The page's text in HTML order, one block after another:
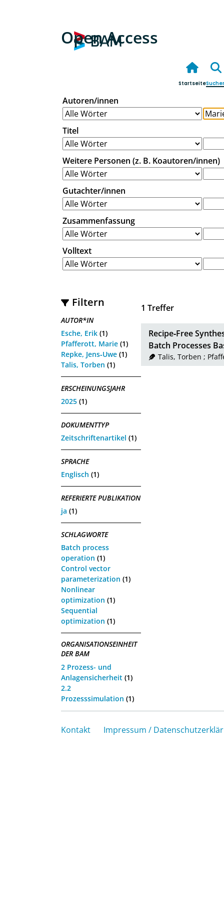
Open Access
Startseite
Autoren/innen
Titel
Weitere Personen (z. B. Koautoren/innen)
Gutachter/innen
Zusammenfassung
Volltext
Filtern
AUTOR*IN
Esche, Erik (1)
Pfafferott, Marie (1)
Repke, Jens‐Uwe (1)
Talis, Torben (1)
ERSCHEINUNGSJAHR
2025 (1)
DOKUMENTTYP
Zeitschriftenartikel (1)
SPRACHE
Englisch (1)
REFERIERTE PUBLIKATION
ja (1)
SCHLAGWORTE
Batch process
operation (1)
Control vector
parameterization (1)
Nonlinear
optimization (1)
Sequential
optimization (1)
ORGANISATIONSEINHEIT
DER BAM
2 Prozess- und
Anlagensicherheit (1)
2.2
Prozesssimulation (1)
1 Treffer
Recipe‐Free
Batch Processes
Talis, Torben ;
Kontakt Impressum /